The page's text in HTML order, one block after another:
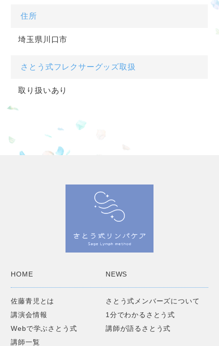
住所
埼玉県川口市
さとう式フレクサーグッズ取扱
取り扱いあり
HOME NEWS
佐藤青児とは
さとう式メンバーズについて
講演会情報
1分でわかるさとう式
Webで学ぶさとう式
講師が語るさとう式
講師一覧